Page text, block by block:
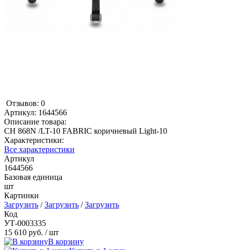
Отзывов: 0
Артикул: 1644566
Описание товара:
CH 868N /LT-10 FABRIC коричневый Light-10
Характеристики:
Все характеристики
Артикул
1644566
Базовая единица
шт
Картинки
Загрузить /Загрузить /Загрузить
Код
УТ-0003335
15 610 руб. / шт
В корзину